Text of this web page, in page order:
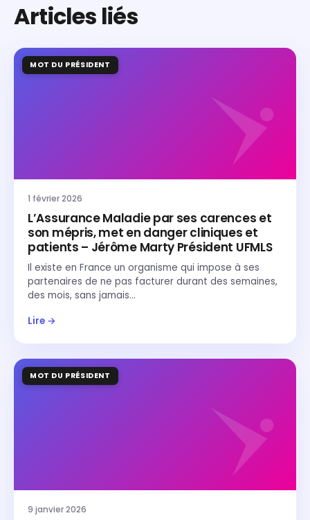
Articles liés
MOT DU PRÉSIDENT
1 février 2026
L’Assurance Maladie par ses carences et
son mépris, met en danger cliniques et
patients – Jérôme Marty Président UFMLS
Il existe en France un organisme qui impose à ses
partenaires de ne pas facturer durant des semaines,
des mois, sans jamais…
Lire →
MOT DU PRÉSIDENT
9 janvier 2026